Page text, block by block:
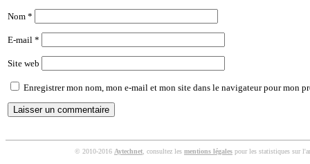
Nom *
E-mail *
Site web
Enregistrer mon nom, mon e-mail et mon site dans le navigateur pour mon
© 2010-2016 Aytechnet , consultez les mentions légales pour les statistiques sur